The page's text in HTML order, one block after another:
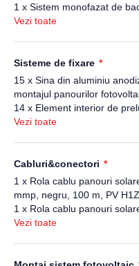
1 x Sistem monofazat de
pentru sarcina totala
Vezi toate
Sisteme de fixare
15 x Sina din aluminiu
montajul panourilor
14 x Element interior de
din aluminiu ZS-01-2220,
24 x Clema de camp
fotovoltaice cu grosime 30-
14 x Clema Zonetec ZS-
sina din aluminiu ZS-01-2220
Vezi toate
Cabluri&conectori
1 x Rola cablu panouri
mmp, negru, 100 m, PV
1 x Rola cablu panouri
mmp, rosu, 100 m, PV
Vezi toate